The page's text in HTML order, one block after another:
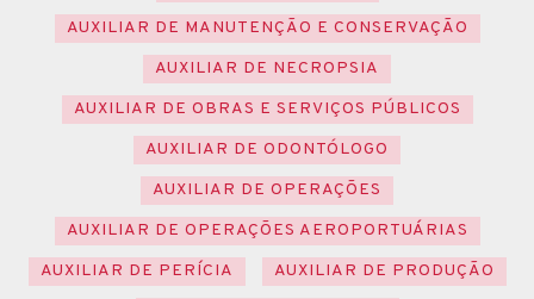
AUXILIAR DE MANUTENÇÃO E CONSERVAÇÃO
AUXILIAR DE NECROPSIA
AUXILIAR DE OBRAS E SERVIÇOS PÚBLICOS
AUXILIAR DE ODONTÓLOGO
AUXILIAR DE OPERAÇÕES
AUXILIAR DE OPERAÇÕES AEROPORTUÁRIAS
AUXILIAR DE PERÍCIA
AUXILIAR DE PRODUÇÃO